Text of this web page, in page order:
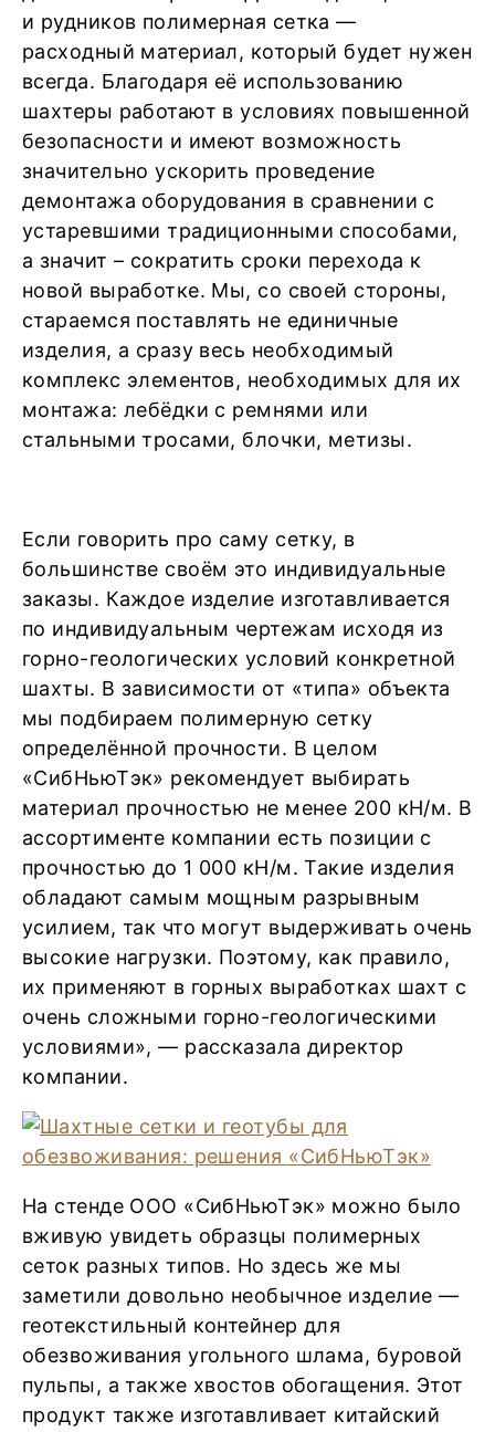
и рудников полимерная сетка —
расходный материал, который будет нужен
всегда. Благодаря её использованию
шахтеры работают в условиях повышенной
безопасности и имеют возможность
значительно ускорить проведение
демонтажа оборудования в сравнении с
устаревшими традиционными способами,
а значит – сократить сроки перехода к
новой выработке. Мы, со своей стороны,
стараемся поставлять не единичные
изделия, а сразу весь необходимый
комплекс элементов, необходимых для их
монтажа: лебёдки с ремнями или
стальными тросами, блочки, метизы.
Если говорить про саму сетку, в
большинстве своём это индивидуальные
заказы. Каждое изделие изготавливается
по индивидуальным чертежам исходя из
горно-геологических условий конкретной
шахты. В зависимости от «типа» объекта
мы подбираем полимерную сетку
определённой прочности. В целом
«СибНьюТэк» рекомендует выбирать
материал прочностью не менее 200 кН/м. В
ассортименте компании есть позиции с
прочностью до 1 000 кН/м. Такие изделия
обладают самым мощным разрывным
усилием, так что могут выдерживать очень
высокие нагрузки. Поэтому, как правило,
их применяют в горных выработках шахт с
очень сложными горно-геологическими
условиями», — рассказала директор
компании.
На стенде ООО «СибНьюТэк» можно было
вживую увидеть образцы полимерных
сеток разных типов. Но здесь же мы
заметили довольно необычное изделие —
геотекстильный контейнер для
обезвоживания угольного шлама, буровой
пульпы, а также хвостов обогащения. Этот
продукт также изготавливает китайский